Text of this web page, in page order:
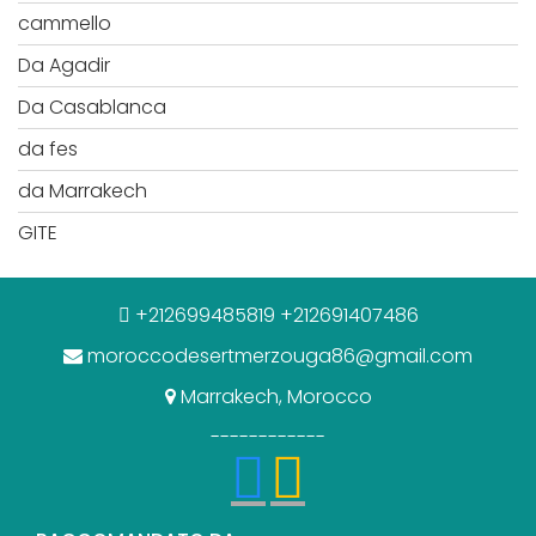
cammello
Da Agadir
Da Casablanca
da fes
da Marrakech
GITE
+212699485819 +212691407486
moroccodesertmerzouga86@gmail.com
Marrakech, Morocco
------------